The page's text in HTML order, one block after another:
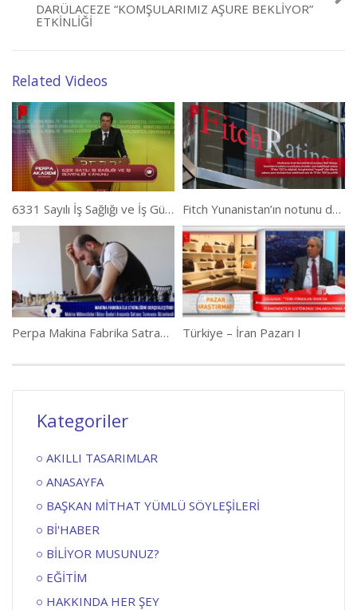
DARÜLACEZE “KOMŞULARIMIZ AŞURE BEKLIYOR”
ETKINLIĞI
Related Videos
6331 Sayılı İş Sağlığı ve İş Güvenliği Kanunu II Fitch Yunanistan’ın notunu düşürdü
Perpa Makina Fabrika Satranç Turnuvası Türkiye – İran Pazarı I
Kategoriler
AKILLI TASARIMLAR
ANASAYFA
BAŞKAN MİTHAT YÜMLÜ SÖYLEŞİLERİ
Bİ'HABER
BİLİYOR MUSUNUZ?
EĞİTİM
HAKKINDA HER ŞEY